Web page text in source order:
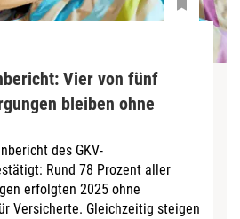
Vier von fünf
bleiben ohne
des GKV-
Rund 78 Prozent aller
erfolgten 2025 ohne
Versicherte. Gleichzeitig steigen